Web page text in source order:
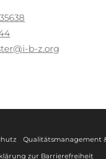
b-z.org
Qualitätsmanagement
zur Barrierefreiheit